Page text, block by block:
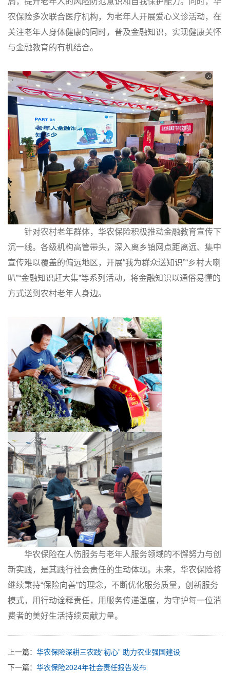
农保险多次联合医疗机构，为老年人开展爱心义诊活动，在
关注老年人身体健康的同时，普及金融知识，实现健康关怀
与金融教育的有机结合。
针对农村老年群体，华农保险积极推动金融教育宣传下
沉一线。各级机构高管带头，深入离乡镇网点距离远、集中
宣传难以覆盖的偏远地区，开展“我为群众送知识”“乡村大喇
叭”“金融知识赶大集”等系列活动，将金融知识以通俗易懂的
方式送到农村老年人身边。
华农保险在人伤服务与老年人服务领域的不懈努力与创
新实践，是其践行社会责任的生动体现。未来，华农保险将
继续秉持“保险向善”的理念，不断优化服务质量，创新服务
模式，用行动诠释责任，用服务传递温度，为守护每一位消
费者的美好生活持续贡献力量。
上一篇： 华农保险深耕三农践“初心” 助力农业强国建设
下一篇： 华农保险2024年社会责任报告发布